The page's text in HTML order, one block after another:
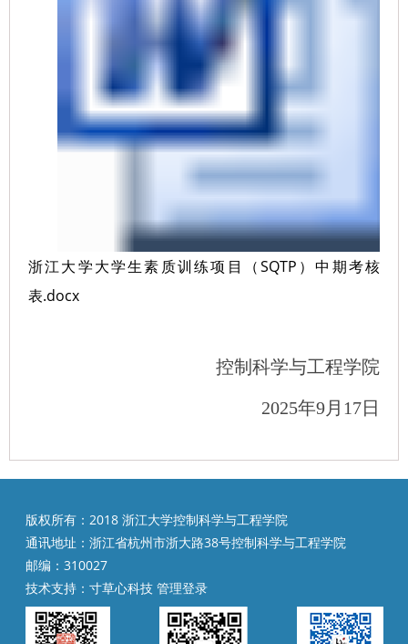
浙江大学大学生素质训练项目（SQTP）中期考核
表.docx
控制科学与工程学院
2025年9月17日
版权所有：2018 浙江大学控制科学与工程学院
通讯地址：浙江省杭州市浙大路38号控制科学与工程学院
邮编：310027
技术支持： 寸草心科技 管理登录